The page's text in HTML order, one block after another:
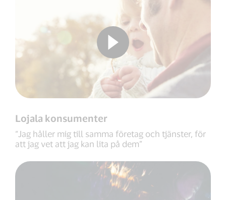
Lojala konsumenter
“Jag håller mig till samma företag och tjänster, för
att jag vet att jag kan lita på dem”